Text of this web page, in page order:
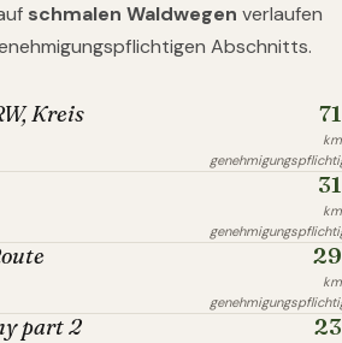
schmalen Waldwegen verlaufen
Abschnitts.
Kreis
71
km
31
km
29
km
part 2 23